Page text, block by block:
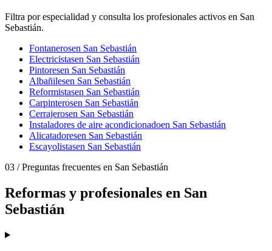
Filtra por especialidad y consulta los profesionales activos en San
Sebastián.
Fontanerosen San Sebastián
Electricistasen San Sebastián
Pintoresen San Sebastián
Albañilesen San Sebastián
Reformistasen San Sebastián
Carpinterosen San Sebastián
Cerrajerosen San Sebastián
Instaladores de aire acondicionadoen San Sebastián
Alicatadoresen San Sebastián
Escayolistasen San Sebastián
03 /Preguntas frecuentes en San Sebastián
Reformas y profesionales en San
Sebastián